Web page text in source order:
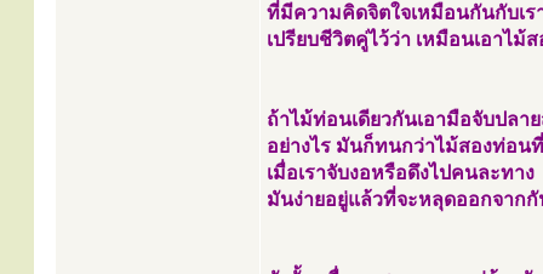
ที่มีความคิดจิตใจเหมือนกันกับเร
เปรียบชีวิตคู่ไว้ว่า เหมือนเอาไม้
ถ้าไม้ท่อนเดียวกันเอามือจับปลา
อย่างไร มันก็ทนกว่าไม้สองท่อน
เมื่อเราจับงอหรือดึงไปคนละทาง
มันง่ายอยู่แล้วที่จะหลุดออกจากกั